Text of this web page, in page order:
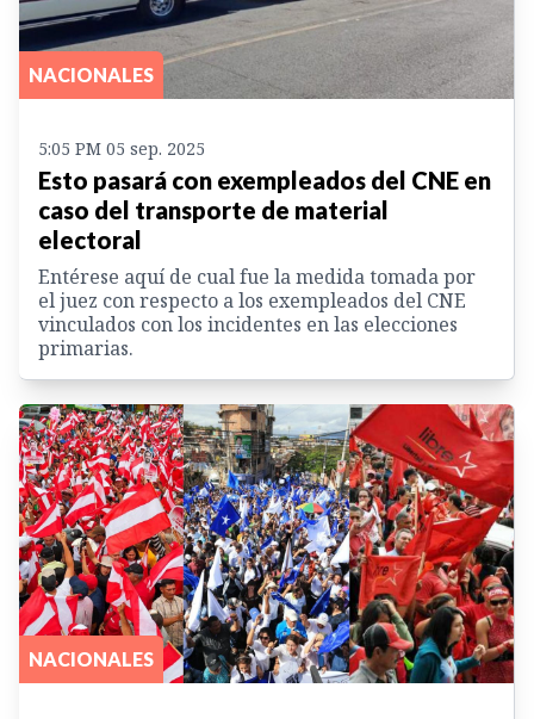
NACIONALES
5:05 PM 05 sep. 2025
Esto pasará con exempleados del CNE en
caso del transporte de material
electoral
Entérese aquí de cual fue la medida tomada por
el juez con respecto a los exempleados del CNE
vinculados con los incidentes en las elecciones
primarias.
NACIONALES